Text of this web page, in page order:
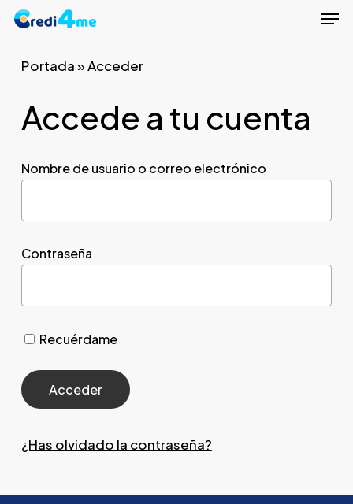
Skip
mainPortada»Acceder
Accede a tu cuenta
Nombre de usuario o correo electrónico
Contraseña
Recuérdame
¿Has olvidado la contraseña?